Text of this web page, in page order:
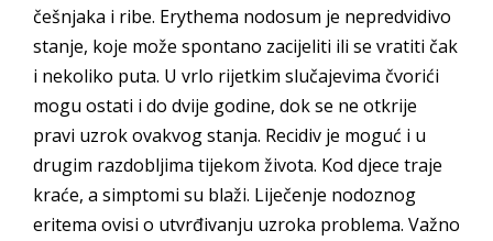
češnjaka i ribe. Erythema nodosum je nepredvidivo
stanje, koje može spontano zacijeliti ili se vratiti čak
i nekoliko puta. U vrlo rijetkim slučajevima čvorići
mogu ostati i do dvije godine, dok se ne otkrije
pravi uzrok ovakvog stanja. Recidiv je moguć i u
drugim razdobljima tijekom života. Kod djece traje
kraće, a simptomi su blaži. Liječenje nodoznog
eritema ovisi o utvrđivanju uzroka problema. Važno